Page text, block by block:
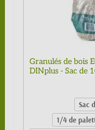
Granulés de bois
DINplus - Sac de
Sac
1/4 de